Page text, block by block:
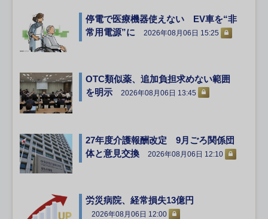
停電で医療機器使えない EV車を“非
常用電源”に
2026年08月06日 15:25
OTC類似薬、追加負担求めない範囲
を明示
2026年08月06日 13:45
27年度介護報酬改定 9月ごろ関係団
体と意見交換
2026年08月06日 12:10
労災病院、経常損失13億円
2026年08月06日 12:00